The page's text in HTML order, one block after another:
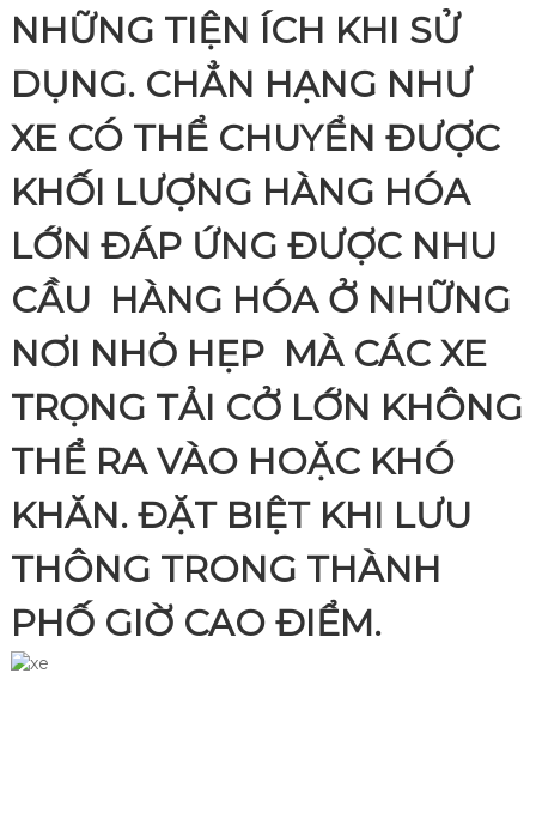
NHỮNG TIỆN ÍCH KHI SỬ
DỤNG. CHẲN HẠNG NHƯ
XE CÓ THỂ CHUYỂN ĐƯỢC
KHỐI LƯỢNG HÀNG HÓA
LỚN ĐÁP ỨNG ĐƯỢC NHU
CẦU HÀNG HÓA Ở NHỮNG
NƠI NHỎ HẸP MÀ CÁC XE
TRỌNG TẢI CỞ LỚN KHÔNG
THỂ RA VÀO HOẶC KHÓ
KHĂN. ĐẶT BIỆT KHI LƯU
THÔNG TRONG THÀNH
PHỐ GIỜ CAO ĐIỂM.